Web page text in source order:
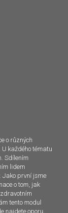
o různých
každého tématu
Sdílením
lidem
Jako první jsme
o tom, jak
tento modul
najdete oporu.